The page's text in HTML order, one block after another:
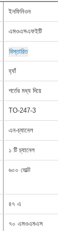
ইনফিনিওন
এমওএসএফইটি
বিস্তারিত
হ্যাঁ
গর্তের মধ্য দিয়ে
TO-247-3
এন-চ্যানেল
১ টি চ্যানেল
৬০০ ভোল্ট
৪৭ এ
৭০ এমওএমএস